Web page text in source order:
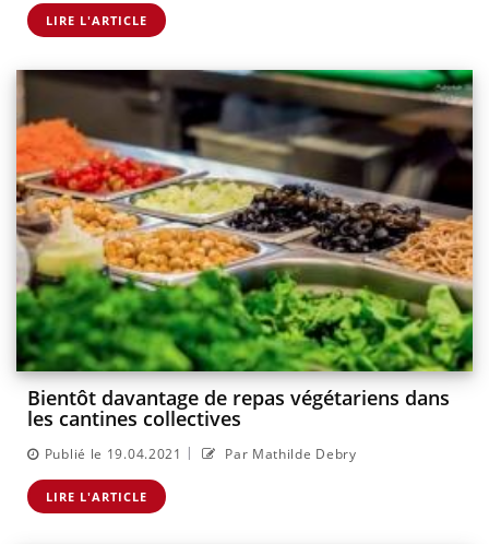
LIRE L'ARTICLE
Bientôt davantage de repas végétariens dans
les cantines collectives
Publié le 19.04.2021 | Par Mathilde Debry
LIRE L'ARTICLE